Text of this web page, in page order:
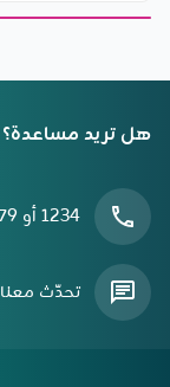
هل تريد مساعدة؟
1234 أو 0795797979
تحدّث معنا